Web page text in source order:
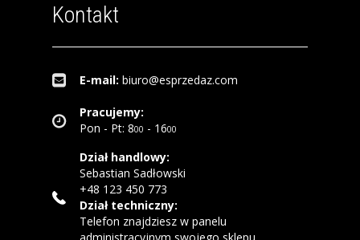
Kontakt
E-mail: biuro@esprzedaz.com
Pracujemy:
Pon - Pt: 800 - 1600
Dział handlowy:
Sebastian Sadłowski
+48 123 450 773
Dział techniczny:
Telefon znajdziesz w panelu